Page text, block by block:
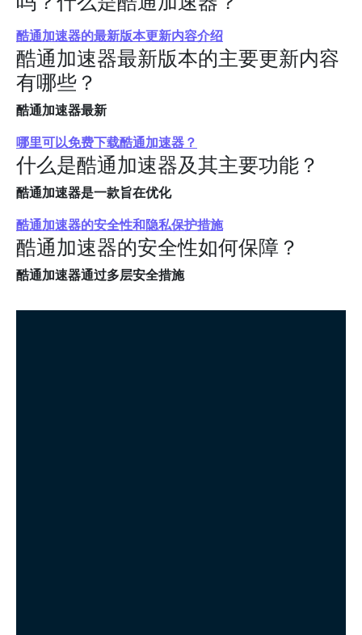
酷通加速器的最新版本更新内容介绍
酷通加速器最新版本的主要更新内容
有哪些？
酷通加速器最新
哪里可以免费下载酷通加速器？
什么是酷通加速器及其主要功能？
酷通加速器是一款旨在优化
酷通加速器的安全性和隐私保护措施
酷通加速器的安全性如何保障？
酷通加速器通过多层安全措施